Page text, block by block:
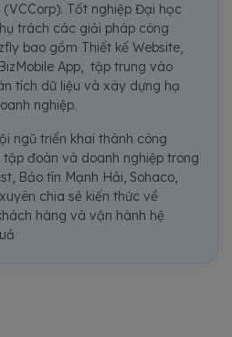
Tốt nghiệp Đại học
trách các giải pháp công
bao gồm Thiết kế Website,
App, tập trung vào
tích dữ liệu và xây dựng hạ
nghiệp.
ngũ triển khai thành công
đoàn và doanh nghiệp trong
Bảo tín Mạnh Hải, Sohaco,
chia sẻ kiến thức về
hàng và vận hành hệ